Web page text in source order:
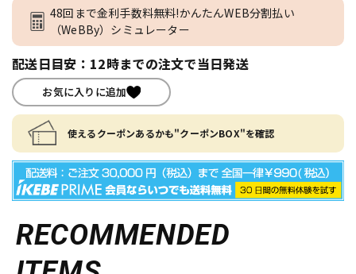
48回まで金利手数料無料!かんたんWEB分割払い
（WeBBy）シミュレーター
配送日目安：12時までの注文で当日発送
お気に入りに追加
使えるクーポンあるかも"クーポンBOX"を確認
RECOMMENDED